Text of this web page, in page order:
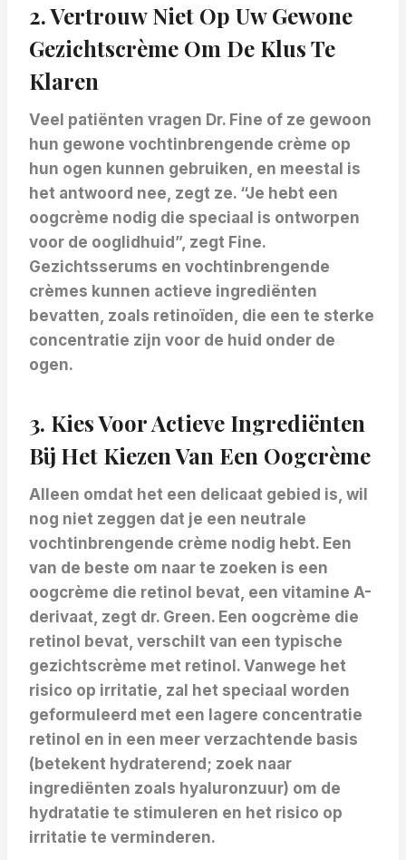
2. Vertrouw Niet Op Uw Gewone
Gezichtscrème Om De Klus Te
Klaren
Veel patiënten vragen Dr. Fine of ze gewoon
hun gewone vochtinbrengende crème op
hun ogen kunnen gebruiken, en meestal is
het antwoord nee, zegt ze. “Je hebt een
oogcrème nodig die speciaal is ontworpen
voor de ooglidhuid”, zegt Fine.
Gezichtsserums en vochtinbrengende
crèmes kunnen actieve ingrediënten
bevatten, zoals retinoïden, die een te sterke
concentratie zijn voor de huid onder de
ogen.
3. Kies Voor Actieve Ingrediënten
Bij Het Kiezen Van Een Oogcrème
Alleen omdat het een delicaat gebied is, wil
nog niet zeggen dat je een neutrale
vochtinbrengende crème nodig hebt. Een
van de beste om naar te zoeken is een
oogcrème die retinol bevat, een vitamine A-
derivaat, zegt dr. Green. Een oogcrème die
retinol bevat, verschilt van een typische
gezichtscrème met retinol. Vanwege het
risico op irritatie, zal het speciaal worden
geformuleerd met een lagere concentratie
retinol en in een meer verzachtende basis
(betekent hydraterend; zoek naar
ingrediënten zoals hyaluronzuur) om de
hydratatie te stimuleren en het risico op
irritatie te verminderen.